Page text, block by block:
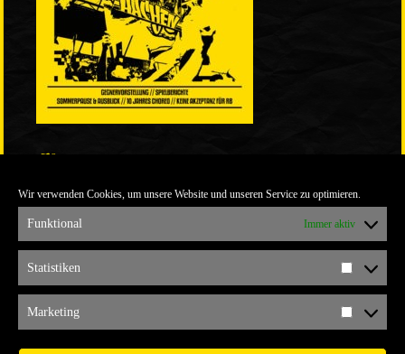
Wir verwenden Cookies, um unsere Website und unseren Service zu optimieren.
Funktional Immer aktiv
Statistiken
Marketing
ULTRABLOG DER YELLOW CONNECTION
ALEMANNIA VERKAUFT MAN NICHT
ARCHIV
ARCHIV